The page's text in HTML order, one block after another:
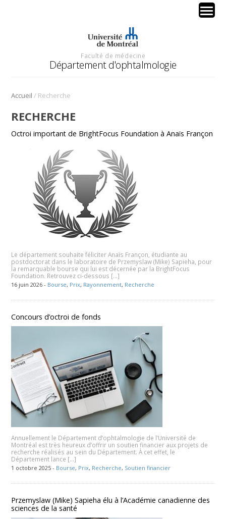
Faculté de médecine
Département d'ophtalmologie
Accueil / Recherche
RECHERCHE
Octroi important de BrightFocus Foundation à Anaïs Françon
Le département souhaite féliciter Anaïs Françon, étudiante au
postdoctorat dans le laboratoire de Przemyslaw (Mike) Sapieha, pour
la remarquable bourse qui lui est décernée par la BrightFocus
Foundation. Retrouvez ci-dessous […]
16 juin 2026 - Bourse, Prix, Rayonnement, Recherche
Concours d’octroi de fonds
Annuellement le Département d’ophtalmologie de l’Université de
Montréal est très heureux d’offrir un soutien financier aux projets de
recherche réalisés au sein du Département. À cet effet, le
Département lance […]
1 octobre 2025 - Bourse, Prix, Recherche, Soutien financier
Przemyslaw (Mike) Sapieha élu à l’Académie canadienne des
sciences de la santé